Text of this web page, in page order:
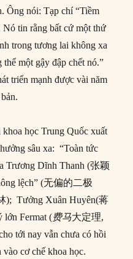
Ông nói: Tạp chí “Tiềm
Nó tin rằng bất cứ một thứ
trong tương lai không xa
một gậy đập chết nó.”
triển mạnh được vài năm
học Trung Quốc xuất
sâu xa: “Toàn tức
Trương Dĩnh Thanh (张颖
lệch” (无偏的二极
); Tưởng Xuân Huyên(蒋
lớn Fermat (费马大定理,
tới nay vẫn chưa có hồi
cơ chế khoa học.